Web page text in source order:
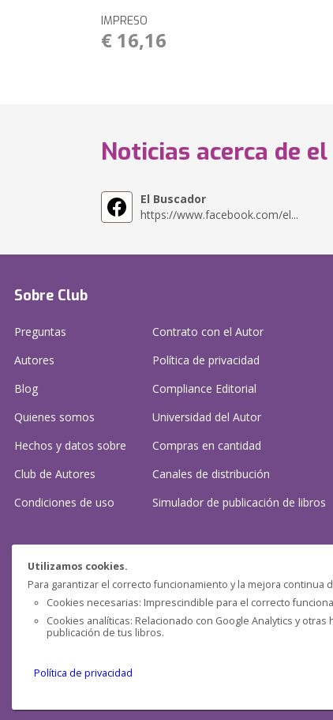
Utilizamos cookies.
Para garantizar el correcto funcionamiento y la mejora
Cookies necesarias: Imprescindible para el correcto
Cookies analíticas: Relacionado con Google Analytics y
publicación de tus libros.
Política de privacidad
IMPRESO
€ 16,16
Noticias acerca de
El Buscador
https://www.facebook.com/el...
Sobre Club
Preguntas
Autores
Blog
Quienes somos
Hechos y datos sobre
Club de Autores
Condiciones de uso
Contrato con el Autor
Política de privacidad
Compliance Editorial
Universidad del Autor
Compras en cantidad
Canales de distribución
Simulador de publicación de libros
¿Necesitas ayuda?
Preguntas frecuentes
Contacta con nosotros: (contacto@clubdeautores.com )
Pensática Lda., Número de Identificação Fiscal 517215560